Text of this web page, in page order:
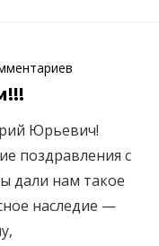
Юрьевич!
поздравления с
дали нам такое
наследие —